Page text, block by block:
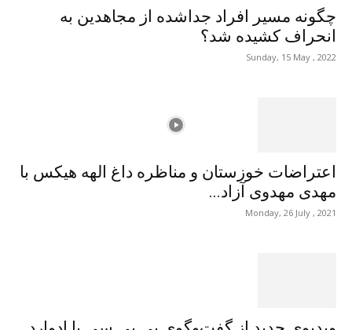
چگونه مسیر افراد جداشده از مجاهدین به
انحراف کشیده شد؟
Sunday, 15 May , 2022
اعتراضات خوزستان و مناظره داغ الهه هیکس با
مهدی مهدوی آزاد...
Monday, 26 July , 2021